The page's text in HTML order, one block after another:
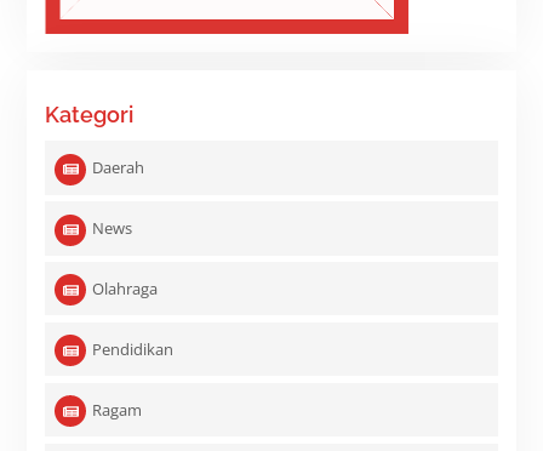
Kategori
Daerah
News
Olahraga
Pendidikan
Ragam